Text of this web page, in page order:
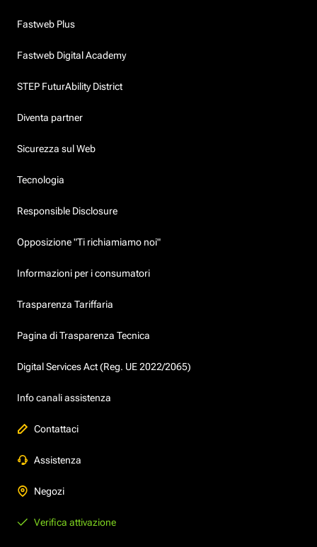
Fastweb Plus
Fastweb Digital Academy
STEP FuturAbility District
Diventa partner
Sicurezza sul Web
Tecnologia
Responsible Disclosure
Opposizione "Ti richiamiamo noi"
Informazioni per i consumatori
Trasparenza Tariffaria
Pagina di Trasparenza Tecnica
Digital Services Act (Reg. UE 2022/2065)
Info canali assistenza
Contattaci
Assistenza
Negozi
Verifica attivazione